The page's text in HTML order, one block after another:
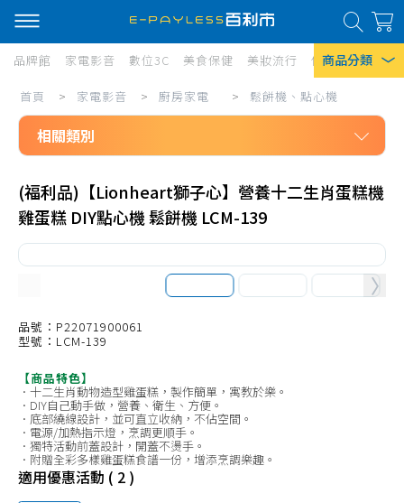
商品分類
熱門搜尋
風扇
除濕機
衛生紙
品牌館 家電影音 數位3C 美食保健 美妝流行 傢俱寢具 居
家
電
影
音/
廚
房
家
鬆
機、
機
首頁 > 家電影音 > 廚房家電 > 鬆餅機、點心機
相關類別
廚房家電
溫風式烘碗機
落地式烘碗機
洗碗機、耗材
氣炸鍋、油炸鍋
電磁爐
電陶爐、黑晶爐
(福利品)【Lionheart獅子心】營養十二生肖蛋糕機
雞蛋糕 DIY點心機 鬆餅機 LCM-139
品號：P22071900061
型號：LCM-139
【商品特色】
．十二生肖動物造型雞蛋糕，製作簡單，寓教於樂。
．DIY自己動手做，營養、衛生、方便。
．底部繞線設計，並可直立收納，不佔空間。
．電源/加熱指示燈，烹調更順手。
．獨特活動前蓋設計，開蓋不燙手。
．附贈全彩多樣雞蛋糕食譜一份，增添烹調樂趣。
適用優惠活動 ( 2 )